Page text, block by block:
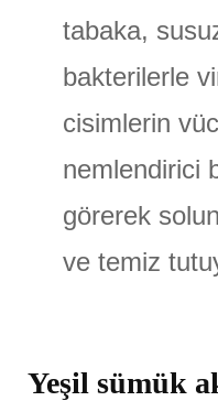
tabaka,
bakterilerle
cisimlerin
nemlendirici
görerek
ve temiz
Yeşil sümük